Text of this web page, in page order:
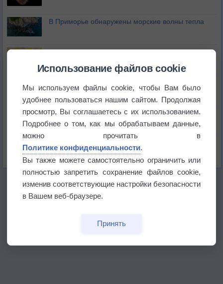
В Приморье обнаружены морские волны тепла
Изменение климата повлияло на ареал обитания
Погода в Краснодаре 6 августа
Погода в Санкт-Петербурге 6 августа
Использование файлов cookie
Мы используем файлы cookie, чтобы Вам было
удобнее пользоваться нашим сайтом. Продолжая
просмотр, Вы соглашаетесь с их использованием.
Подробнее о том, как мы обрабатываем данные,
можно прочитать в
Политике конфиденциальности.
Вы также можете самостоятельно ограничить или
полностью запретить сохранение файлов cookie,
изменив соответствующие настройки безопасности
в Вашем веб-браузере.
Принять